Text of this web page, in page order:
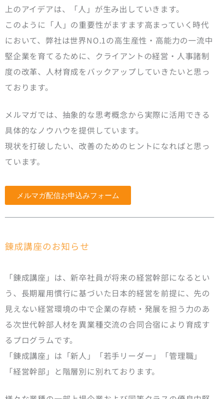
上のアイデアは、「人」が生み出していきます。
このように「人」の重要性がますます高まっていく時代
において、弊社は世界NO.1の高生産性・高能力の一流中
堅企業を育てるために、クライアントの経営・人事諸制
度の改革、人材育成をバックアップしていきたいと思っ
ております。
メルマガでは、抽象的な思考概念から実際に活用できる
具体的なノウハウを提供しています。
現状を打破したい、改善のためのヒントになればと思っ
ています。
メルマガ配信お申込みフォーム
錬成講座のお知らせ
「錬成講座」は、新卒社員が将来の経営幹部になるとい
う、長期雇用慣行に基づいた日本的経営を前提に、先の
見えない経営環境の中で企業の存続・発展を担う力のあ
る次世代幹部人材を異業種交流の合同合宿により育成す
るプログラムです。
「錬成講座」は「新人」「若手リーダー」「管理職」
「経営幹部」と階層別に別れております。